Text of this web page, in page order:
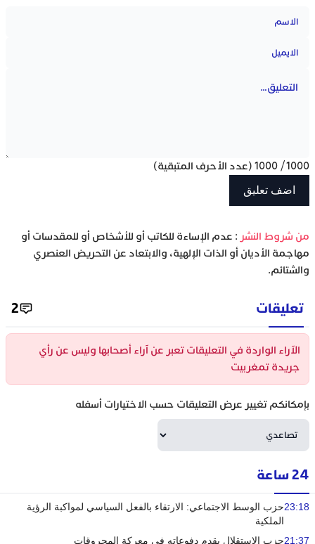
1000
/
1000 (عدد الأحرف المتبقية)
‫من شروط النشر : عدم الإساءة للكاتب أو للأشخاص أو للمقدسات أو
مهاجمة الأديان أو الذات الإلهية، والابتعاد عن التحريض العنصري
والشتائم.
تعليقات 2
الآراء الواردة في التعليقات تعبر عن آراء أصحابها وليس عن رأي
جريدة تمغربيت
بإمكانكم تغيير عرض التعليقات حسب الاختيارات أسفله
24 ساعة
23:18حزب الوسط الاجتماعي: الارتقاء بالفعل السياسي لمواكبة الرؤية
الملكية
21:37حزب الاستقلال يقدم دفوعاته في معركة المحروقات